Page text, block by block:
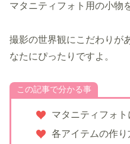
マタニティフォト用の小物
撮影の世界観にこだわりが
なたにぴったりですよ。
この記事で分かる事
マタニティフォ
各アイテムの作り